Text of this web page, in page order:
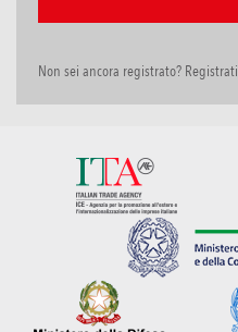
Non sei ancora registrato? Registrati